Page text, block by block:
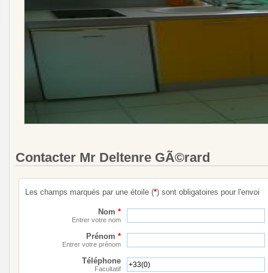
Contacter Mr Deltenre GÃ©rard
Les champs marqués par une étoile (*) sont obligatoires pour l'envoi
Nom *
Entrer votre nom
Prénom *
Entrer votre prénom
Téléphone
Facultatif